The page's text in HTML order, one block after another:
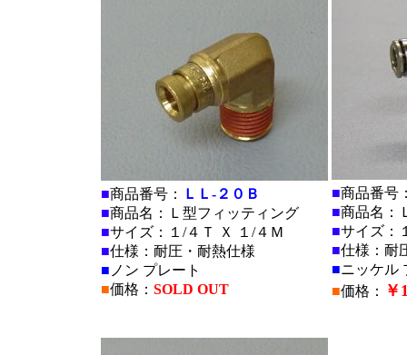
■商品番号：
ＬＬ-２０Ｂ
■商品名：Ｌ型フィッティング
■サイズ：１/４Ｔ Ｘ １/４Ｍ
■仕様：耐圧・耐熱仕様
■ ノン プレート
■価格： SOLD OUT
■商品番号
■商品名：
■サイズ：
■仕様：耐
■ニッケル
■価格： ￥